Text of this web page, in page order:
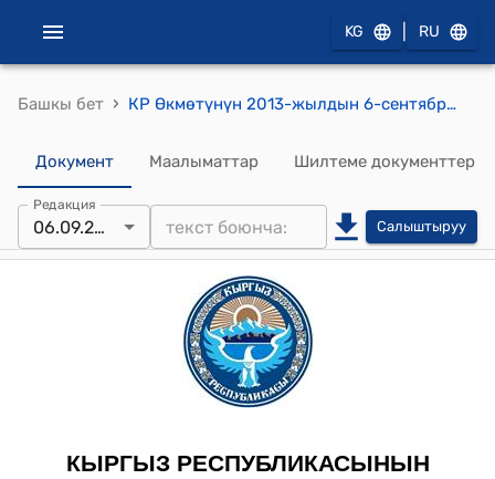
KG RU
Башкы бет › КР Өкмөтүнүн 2013-жылдын 6-сентябрындагы № 364-б (Кыргыз Республикасынын Өкмөтүнүн, Кыргыз Республикасындагы Швейцария Элчилигинин, Немец өнүктүрүү банкынын жана Эл аралык өнүктүрүү ассоциациясынын ортосундагы Өз ара түшүнүшүү жөнүндө меморандумдун долбоору жактыруу боюнча) буйругу
Документ Маалыматтар Шилтеме документтер
Редакция
06.09.2013 Салыштыруу